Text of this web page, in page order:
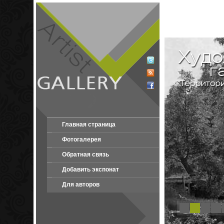
Главная страница
Фотогалерея
Обратная связь
Добавить экспонат
Для авторов